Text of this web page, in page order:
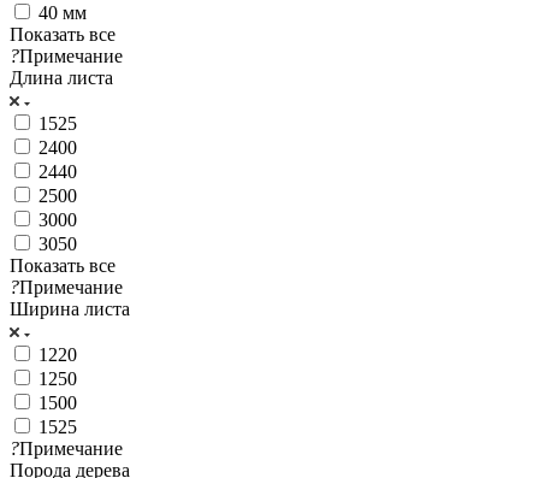
40 мм
Показать все
?Примечание
Длина листа
1525
2400
2440
2500
3000
3050
Показать все
?Примечание
Ширина листа
1220
1250
1500
1525
?Примечание
Порода дерева